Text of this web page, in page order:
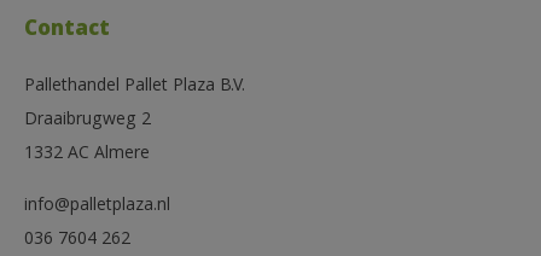
Contact
Pallethandel Pallet Plaza B.V.
Draaibrugweg 2
1332 AC Almere
info@palletplaza.nl
036 7604 262